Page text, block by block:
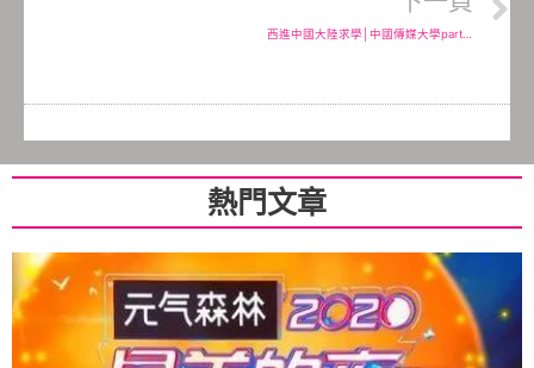
西進中國大陸求學│中國傳媒大學part 1.
熱門文章